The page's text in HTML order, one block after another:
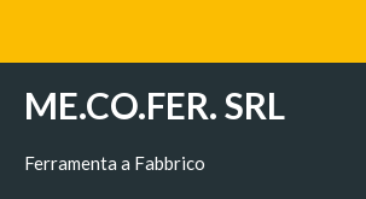
ME.CO.FER. SRL
Ferramenta a Fabbrico